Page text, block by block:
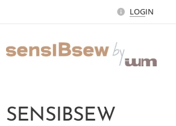
LOGIN
SENSIBSEW